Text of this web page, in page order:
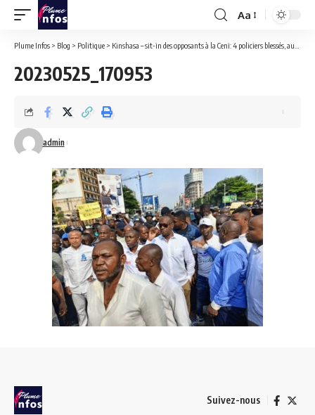
Font
Resizer
Aa
Plume Infos > Blog > Politique > Kinshasa – sit-in des opposants à la Ceni: 4 policiers blessés, aucun du côté manifestants.(Police)
20230525_170953
admin
Suivez-nous